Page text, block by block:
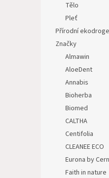
Tělo
Pleť
Přírodní
Značky
Almawin
AloeDent
Annabis
Bioherba
Biomed
CALTHA
Centifolia
CLEANEE ECO
Eurona by
Faith in nature